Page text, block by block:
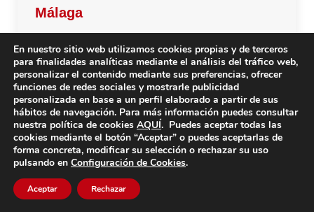
Málaga
celebró una Gala a beneficio de la Asociación
Malagueña de Esclerosis Múltiple (AMEM). En la
fotografía, de derecha a izquierda, la cantante de
copla María Lozano, el director de la orquesta
«Zamarrilla», el tenor José Manuel Yague, y el
presidente de AMEM, Baltasar del Moral Majado.
Para poder…
En nuestro sitio web utilizamos cookies propias y de terceros
para finalidades analíticas mediante el análisis del tráfico web,
personalizar el contenido mediante sus preferencias, ofrecer
funciones de redes sociales y mostrarle publicidad
personalizada en base a un perfil elaborado a partir de sus
hábitos de navegación. Para más información puedes consultar
nuestra política de cookies AQUÍ. Puedes aceptar todas las
cookies mediante el botón “Aceptar” o puedes aceptarlas de
forma concreta, modificar su selección o rechazar su uso
pulsando en Configuración de Cookies.
Aceptar Rechazar